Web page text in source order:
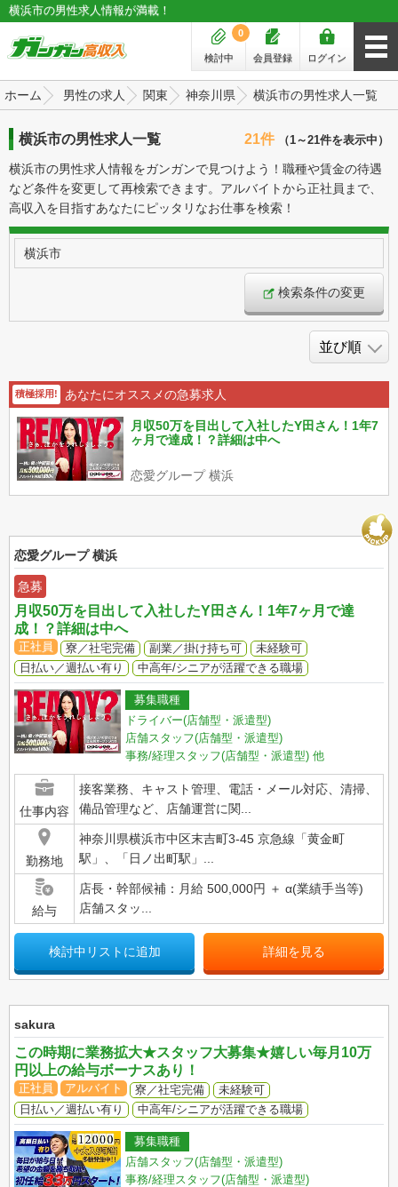
横浜市の男性求人情報が満載！
ログイン
会員登録
検討中
0
ホーム 男性の求人 関東 神奈川県 横浜市の男性求人一覧
横浜市の男性求人一覧 21件 （1～21件を表示中）
横浜市の男性求人情報をガンガンで見つけよう！職種や賃金の待遇
など条件を変更して再検索できます。アルバイトから正社員まで、
高収入を目指すあなたにピッタリなお仕事を検索！
横浜市
検索条件の変更
積極採用! あなたにオススメの急募求人
月収50万を目出して入社したY田さん！1年7
ヶ月で達成！？詳細は中へ
恋愛グループ 横浜
恋愛グループ 横浜
急募
月収50万を目出して入社したY田さん！1年7ヶ月で達
成！？詳細は中へ
正社員 寮／社宅完備 副業／掛け持ち可
未経験可
日払い／週払い有り
中高年/シニアが活躍できる職場
募集職種
ドライバー(店舗型・派遣型)
店舗スタッフ(店舗型・派遣型)
事務/経理スタッフ(店舗型・派遣型) 他
仕事内容
接客業務、キャスト管理、電話・メール対応、清掃、
備品管理など、店舗運営に関...
勤務地
神奈川県横浜市中区末吉町3-45 京急線「黄金町
駅」、「日ノ出町駅」...
給与
店長・幹部候補：月給 500,000円 ＋ α(業績手当等)
店舗スタッ...
検討中リストに追加 詳細を見る
sakura
この時期に業務拡大★スタッフ大募集★嬉しい毎月10万
円以上の給与ボーナスあり！
正社員 アルバイト 寮／社宅完備
未経験可
日払い／週払い有り
中高年/シニアが活躍できる職場
募集職種
店舗スタッフ(店舗型・派遣型)
事務/経理スタッフ(店舗型・派遣型)